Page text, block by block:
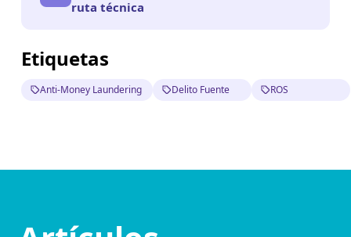
ruta técnica
Etiquetas
Anti-Money Laundering Delito Fuente ROS